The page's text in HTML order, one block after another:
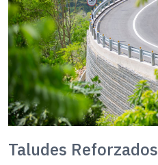
Taludes Reforzados